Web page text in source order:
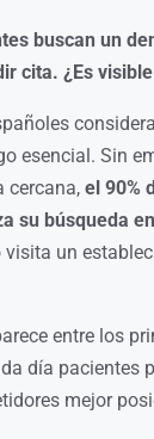
buscan un
cita. ¿Es
esencial. Sin
cercana, el 90%
su búsqueda
visita un
entre los
día pacientes
mejor